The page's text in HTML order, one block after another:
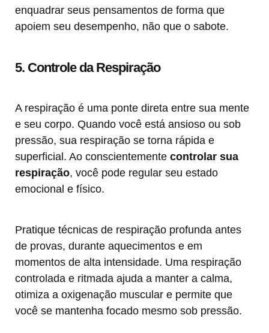
enquadrar seus pensamentos de forma que
apoiem seu desempenho, não que o sabote.
5. Controle da Respiração
A respiração é uma ponte direta entre sua mente
e seu corpo. Quando você está ansioso ou sob
pressão, sua respiração se torna rápida e
superficial. Ao conscientemente controlar sua
respiração, você pode regular seu estado
emocional e físico.
Pratique técnicas de respiração profunda antes
de provas, durante aquecimentos e em
momentos de alta intensidade. Uma respiração
controlada e ritmada ajuda a manter a calma,
otimiza a oxigenação muscular e permite que
você se mantenha focado mesmo sob pressão.